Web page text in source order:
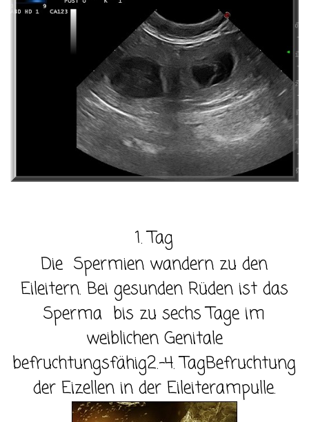
1. Tag
Die Spermien wandern zu den
Eileitern. Bei gesunden Rüden ist das
Sperma bis zu sechs Tage im
weiblichen Genitale
befruchtungsfähig2.-4. TagBefruchtung
der Eizellen in der Eileiterampulle.